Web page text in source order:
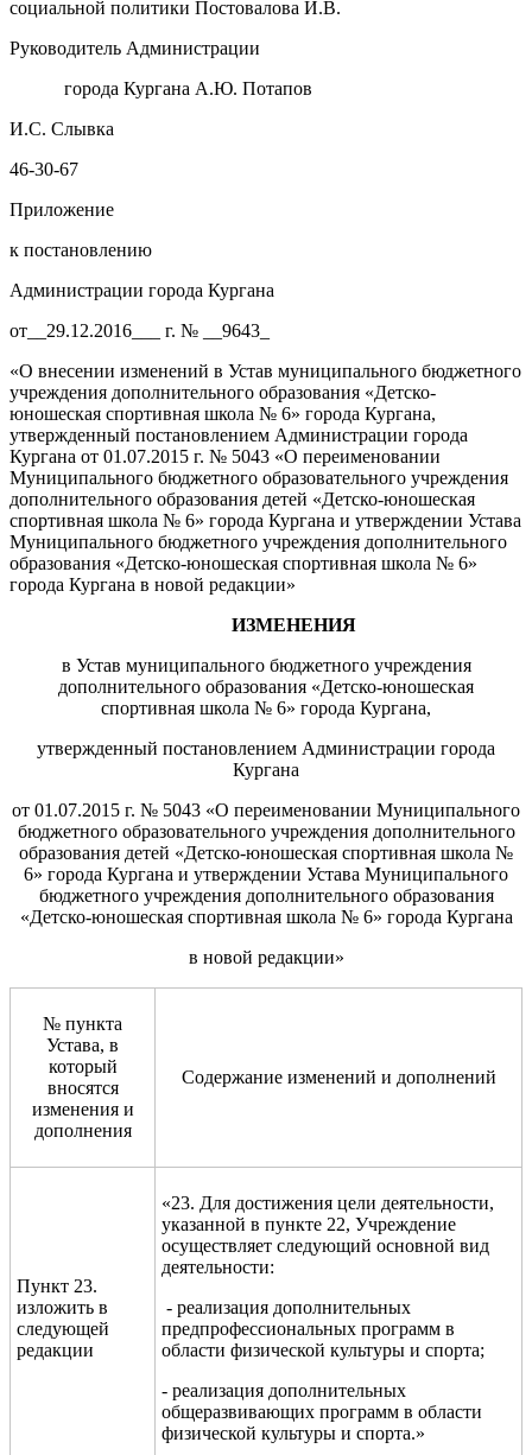
социальной политики Постовалова И.В.
Руководитель Администрации
города Кургана А.Ю. Потапов
И.С. Слывка
46-30-67
Приложение
к постановлению
Администрации города Кургана
от__29.12.2016___ г. № __9643_
«О внесении изменений в Устав муниципального бюджетного
учреждения дополнительного образования «Детско-
юношеская спортивная школа № 6» города Кургана,
утвержденный постановлением Администрации города
Кургана от 01.07.2015 г. № 5043 «О переименовании
Муниципального бюджетного образовательного учреждения
дополнительного образования детей «Детско-юношеская
спортивная школа № 6» города Кургана и утверждении Устава
Муниципального бюджетного учреждения дополнительного
образования «Детско-юношеская спортивная школа № 6»
города Кургана в новой редакции»
ИЗМЕНЕНИЯ
в Устав муниципального бюджетного учреждения
дополнительного образования «Детско-юношеская
спортивная школа № 6» города Кургана,
утвержденный постановлением Администрации города
Кургана
от 01.07.2015 г. № 5043 «О переименовании Муниципального
бюджетного образовательного учреждения дополнительного
образования детей «Детско-юношеская спортивная школа №
6» города Кургана и утверждении Устава Муниципального
бюджетного учреждения дополнительного образования
«Детско-юношеская спортивная школа № 6» города Кургана
в новой редакции»
№ пункта
Устава, в
который
вносятся
изменения и
дополнения
Содержание изменений и дополнений
Пункт 23.
изложить в
следующей
редакции
«23. Для достижения цели деятельности,
указанной в пункте 22, Учреждение
осуществляет следующий основной вид
деятельности:
- реализация дополнительных
предпрофессиональных программ в
области физической культуры и спорта;
- реализация дополнительных
общеразвивающих программ в области
физической культуры и спорта.»